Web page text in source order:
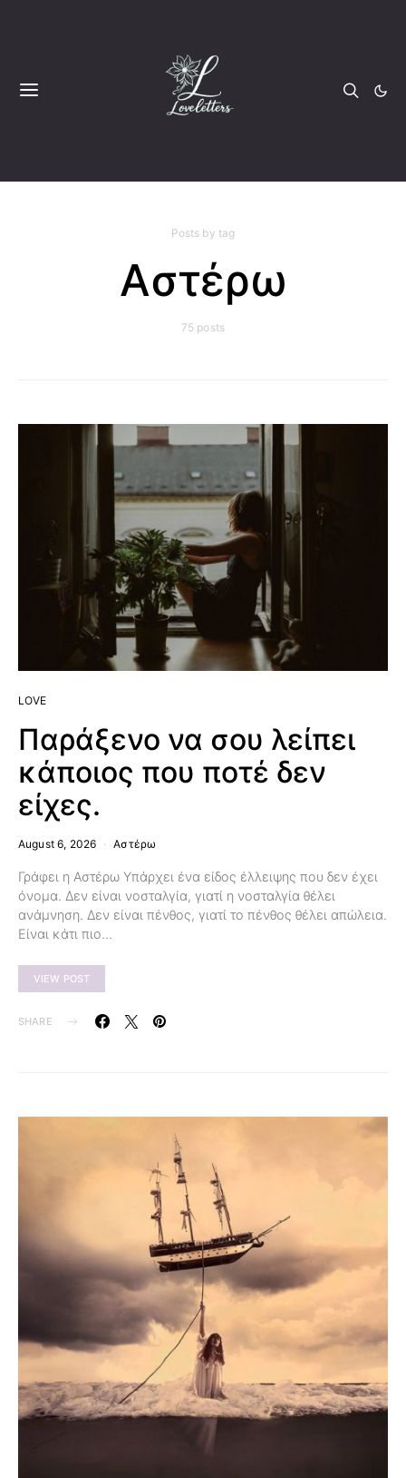
Posts by tag
Αστέρω
75 posts
LOVE
Παράξενο να σου λείπει
κάποιος που ποτέ δεν
είχες.
August 6, 2026 Αστέρω
Γράφει η Αστέρω Υπάρχει ένα είδος έλλειψης που δεν έχει
όνομα. Δεν είναι νοσταλγία, γιατί η νοσταλγία θέλει
ανάμνηση. Δεν είναι πένθος, γιατί το πένθος θέλει απώλεια.
Είναι κάτι πιο…
VIEW POST
SHARE